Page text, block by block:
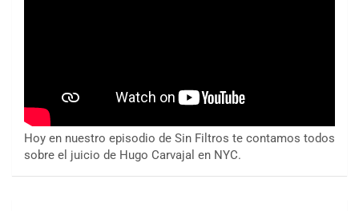
Hoy en nuestro episodio de Sin Filtros te contamos todos
sobre el juicio de Hugo Carvajal en NYC.